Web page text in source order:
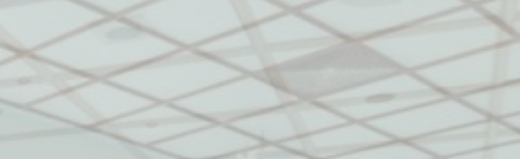
indem sie grundlegende
Website ermöglichen